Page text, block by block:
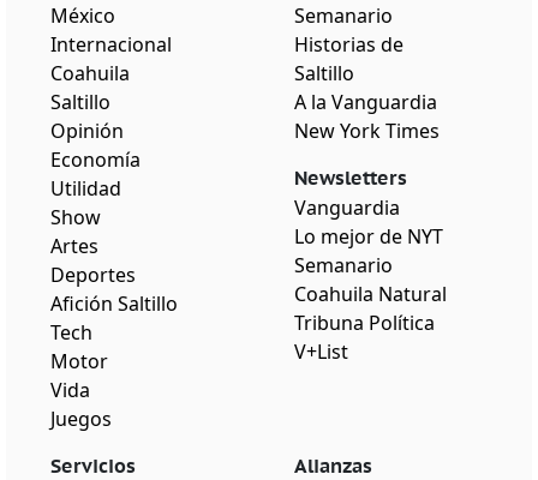
México
Internacional
Coahuila
Saltillo
Opinión
Economía
Utilidad
Show
Artes
Deportes
Afición Saltillo
Tech
Motor
Vida
Juegos
Semanario
Historias de
Saltillo
A la Vanguardia
New York Times
Newsletters
Vanguardia
Lo mejor de NYT
Semanario
Coahuila Natural
Tribuna Política
V+List
Servicios Alianzas